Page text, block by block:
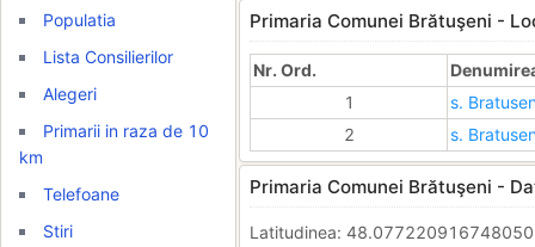
Populatia
Lista Consilierilor
Alegeri
Primarii in raza de 10
km
Telefoane
Stiri
Primaria Comunei Brătuşeni -
Nr. Ord.
1
s.
2
s.
Primaria Comunei Brătuşeni -
Latitudinea: